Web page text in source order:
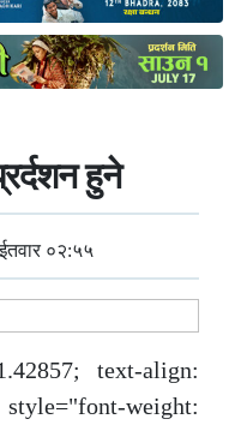
हुने
०२:५५
text-align:
weight: